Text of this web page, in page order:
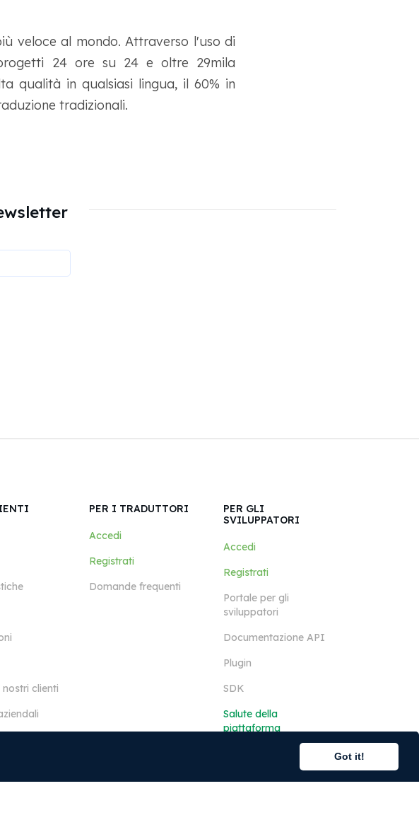
Got it!
veloce al mondo. Attraverso l'uso di
24 ore su 24 e oltre 29mila
qualità in qualsiasi lingua, il 60% in
tradizionali.
clienti
PER I TRADUTTORI
Accedi
Registrati
Domande frequenti
PER GLI
SVILUPPATORI
Accedi
Registrati
Portale per gli
sviluppatori
Documentazione API
Plugin
SDK
Salute della
piattaforma